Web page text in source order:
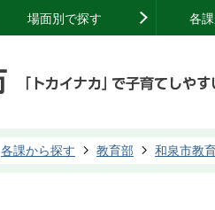
場面別で探す 各
各課から探す 教育部 和泉市教